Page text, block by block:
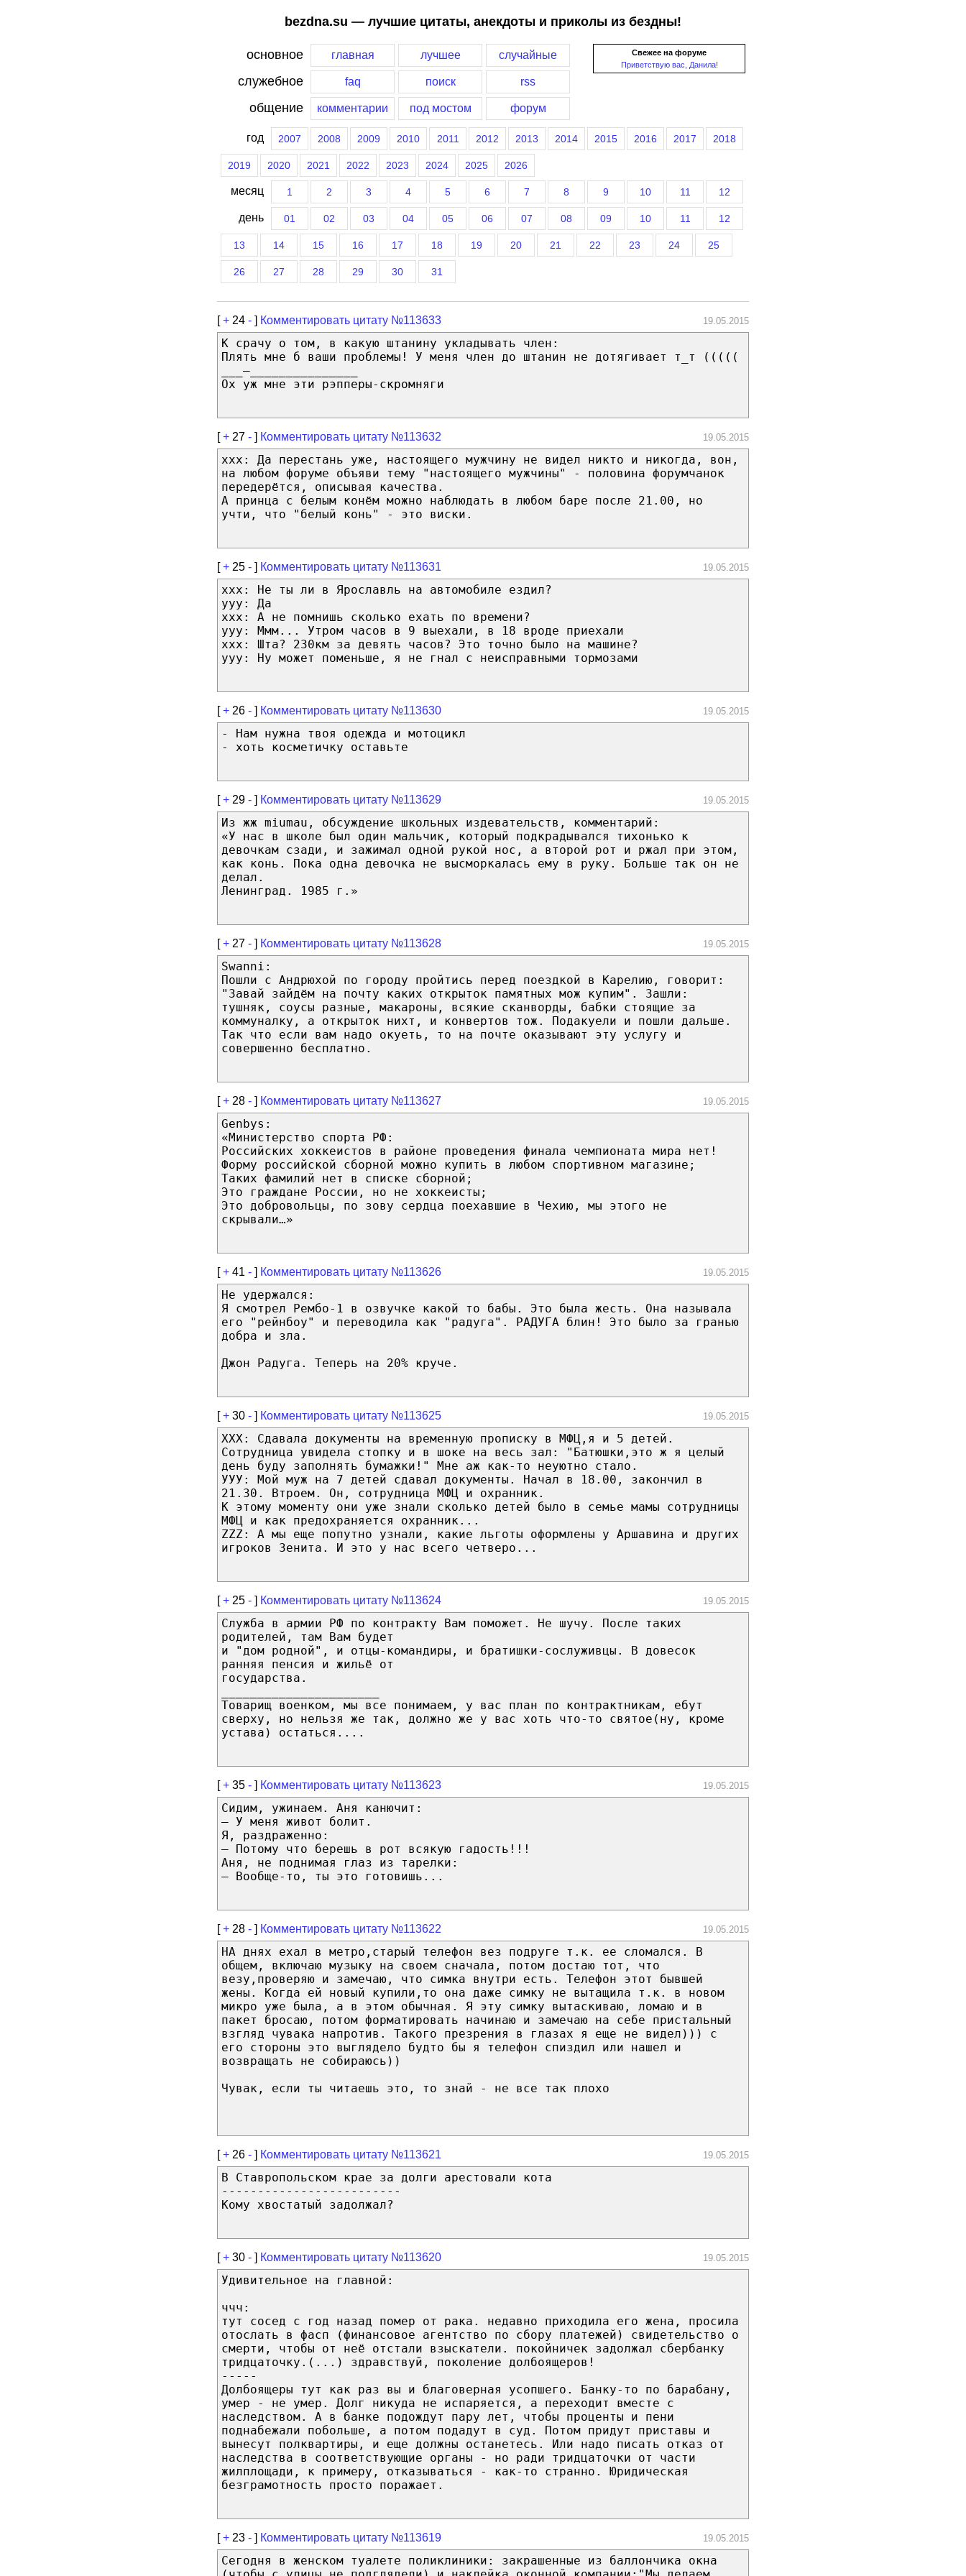
bezdna.su — лучшие цитаты, анекдоты и приколы из бездны!
Свежее на форуме
Приветствую вас, Данила!
основное главная лучшее случайные
служебное faq поиск rss
общение комментарии под мостом форум
год 2007 2008 2009 2010 2011 2012 2013 2014 2015 2016 2017 2018
2019 2020 2021 2022 2023 2024 2025 2026
месяц 1 2 3 4 5 6 7 8 9 10 11 12
день 01 02 03 04 05 06 07 08 09 10 11 12
13 14 15 16 17 18 19 20 21 22 23 24 25
26 27 28 29 30 31
[+ 24 - ] Комментировать цитату №113633 19.05.2015
К срачу о том, в какую штанину укладывать член:
Плять мне б ваши проблемы! У меня член до штанин не дотягивает т_т (((((
___–_______________
Ох уж мне эти рэпперы-скромняги
[+ 27 - ] Комментировать цитату №113632 19.05.2015
xxx: Да перестань уже, настоящего мужчину не видел никто и никогда, вон,
на любом форуме объяви тему "настоящего мужчины" - половина форумчанок
передерётся, описывая качества.
А принца с белым конём можно наблюдать в любом баре после 21.00, но
учти, что "белый конь" - это виски.
[+ 25 - ] Комментировать цитату №113631 19.05.2015
xxx: Не ты ли в Ярославль на автомобиле ездил?
yyy: Да
xxx: А не помнишь сколько ехать по времени?
yyy: Ммм... Утром часов в 9 выехали, в 18 вроде приехали
xxx: Шта? 230км за девять часов? Это точно было на машине?
yyy: Ну может поменьше, я не гнал с неисправными тормозами
[+ 26 - ] Комментировать цитату №113630 19.05.2015
- Нам нужна твоя одежда и мотоцикл
- хоть косметичку оставьте
[+ 29 - ] Комментировать цитату №113629 19.05.2015
Из жж miumau, обсуждение школьных издевательств, комментарий:
«У нас в школе был один мальчик, который подкрадывался тихонько к
девочкам сзади, и зажимал одной рукой нос, а второй рот и ржал при этом,
как конь. Пока одна девочка не высморкалась ему в руку. Больше так он не
делал.
Ленинград. 1985 г.»
[+ 27 - ] Комментировать цитату №113628 19.05.2015
Swanni:
Пошли с Андрюхой по городу пройтись перед поездкой в Карелию, говорит:
"Завай зайдём на почту каких открыток памятных мож купим". Зашли:
тушняк, соусы разные, макароны, всякие сканворды, бабки стоящие за
коммуналку, а открыток нихт, и конвертов тож. Подакуели и пошли дальше.
Так что если вам надо окуеть, то на почте оказывают эту услугу и
совершенно бесплатно.
[+ 28 - ] Комментировать цитату №113627 19.05.2015
Genbys:
«Министерство спорта РФ:
Российских хоккеистов в районе проведения финала чемпионата мира нет!
Форму российской сборной можно купить в любом спортивном магазине;
Таких фамилий нет в списке сборной;
Это граждане России, но не хоккеисты;
Это добровольцы, по зову сердца поехавшие в Чехию, мы этого не
скрывали…»
[+ 41 - ] Комментировать цитату №113626 19.05.2015
Не удержался:
Я смотрел Рембо-1 в озвучке какой то бабы. Это была жесть. Она называла
его "рейнбоу" и переводила как "радуга". РАДУГА блин! Это было за гранью
добра и зла.
Джон Радуга. Теперь на 20% круче.
[+ 30 - ] Комментировать цитату №113625 19.05.2015
ХХХ: Сдавала документы на временную прописку в МФЦ,я и 5 детей.
Сотрудница увидела стопку и в шоке на весь зал: "Батюшки,это ж я целый
день буду заполнять бумажки!" Мне аж как-то неуютно стало.
УУУ: Мой муж на 7 детей сдавал документы. Начал в 18.00, закончил в
21.30. Втроем. Он, сотрудница МФЦ и охранник.
К этому моменту они уже знали сколько детей было в семье мамы сотрудницы
МФЦ и как предохраняется охранник...
ZZZ: А мы еще попутно узнали, какие льготы оформлены у Аршавина и других
игроков Зенита. И это у нас всего четверо...
[+ 25 - ] Комментировать цитату №113624 19.05.2015
Служба в армии РФ по контракту Вам поможет. Не шучу. После таких
родителей, там Вам будет
и "дом родной", и отцы-командиры, и братишки-сослуживцы. В довесок
ранняя пенсия и жильё от
государства.
Товарищ военком, мы все понимаем, у вас план по контрактникам, ебут
сверху, но нельзя же так, должно же у вас хоть что-то святое(ну, кроме
устава) остаться....
[+ 35 - ] Комментировать цитату №113623 19.05.2015
Сидим, ужинаем. Аня канючит:
— У меня живот болит.
Я, раздраженно:
— Потому что берешь в рот всякую гадость!!!
Аня, не поднимая глаз из тарелки:
— Вообще-то, ты это готовишь...
[+ 28 - ] Комментировать цитату №113622 19.05.2015
НА днях ехал в метро,старый телефон вез подруге т.к. ее сломался. В
общем, включаю музыку на своем сначала, потом достаю тот, что
везу,проверяю и замечаю, что симка внутри есть. Телефон этот бывшей
жены. Когда ей новый купили,то она даже симку не вытащила т.к. в новом
микро уже была, а в этом обычная. Я эту симку вытаскиваю, ломаю и в
пакет бросаю, потом форматировать начинаю и замечаю на себе пристальный
взгляд чувака напротив. Такого презрения в глазах я еще не видел))) с
его стороны это выглядело будто бы я телефон спиздил или нашел и
возвращать не собираюсь))
Чувак, если ты читаешь это, то знай - не все так плохо
[+ 26 - ] Комментировать цитату №113621 19.05.2015
В Ставропольском крае за долги арестовали кота
-------------------------
Кому хвостатый задолжал?
[+ 30 - ] Комментировать цитату №113620 19.05.2015
Удивительное на главной:
ччч:
тут сосед с год назад помер от рака. недавно приходила его жена, просила
отослать в фасп (финансовое агентство по сбору платежей) свидетельство о
смерти, чтобы от неё отстали взыскатели. покойничек задолжал сбербанку
тридцаточку.(...) здравствуй, поколение долбоящеров!
-----
Долбоящеры тут как раз вы и благоверная усопшего. Банку-то по барабану,
умер - не умер. Долг никуда не испаряется, а переходит вместе с
наследством. А в банке подождут пару лет, чтобы проценты и пени
поднабежали побольше, а потом подадут в суд. Потом придут приставы и
вынесут полквартиры, и еще должны останетесь. Или надо писать отказ от
наследства в соответствующие органы - но ради тридцаточки от части
жилплощади, к примеру, отказываться - как-то странно. Юридическая
безграмотность просто поражает.
[+ 23 - ] Комментировать цитату №113619 19.05.2015
Сегодня в женском туалете поликлиники: закрашенные из баллончика окна